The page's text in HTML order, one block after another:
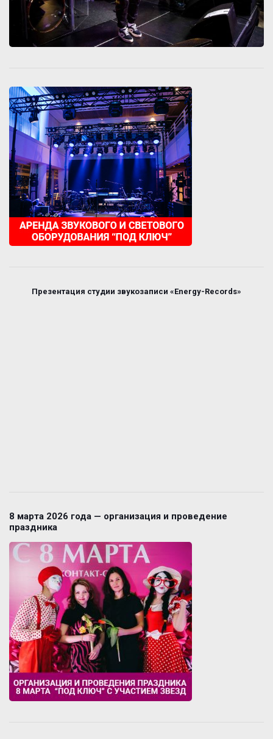
Презентация студии звукозаписи «Energy-Records»
8 марта 2026 года — организация и проведение
праздника